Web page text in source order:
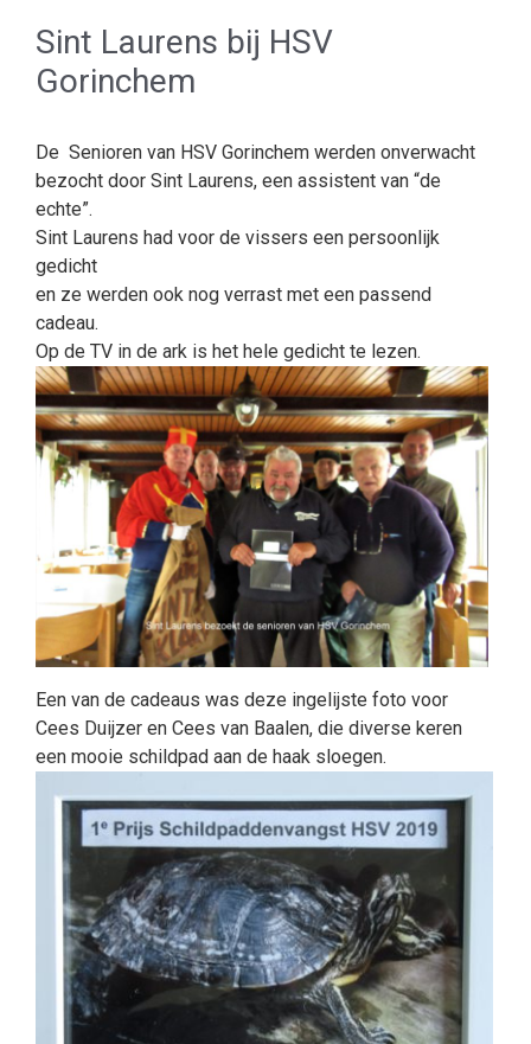
Sint Laurens bij HSV
Gorinchem
De Senioren van HSV Gorinchem werden onverwacht
bezocht door Sint Laurens, een assistent van “de
echte”.
Sint Laurens had voor de vissers een persoonlijk
gedicht
en ze werden ook nog verrast met een passend
cadeau.
Op de TV in de ark is het hele gedicht te lezen.
Een van de cadeaus was deze ingelijste foto voor
Cees Duijzer en Cees van Baalen, die diverse keren
een mooie schildpad aan de haak sloegen.